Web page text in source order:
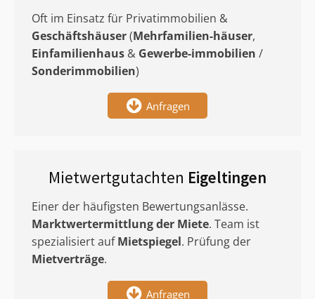
Oft im Einsatz für Privatimmobilien &
Geschäftshäuser(Mehrfamilien-häuser,
Einfamilienhaus & Gewerbe-immobilien /
Sonderimmobilien)
Anfragen
Mietwertgutachten Eigeltingen
Einer der häufigsten Bewertungsanlässe.
Marktwertermittlungder Miete. Team ist
spezialisiert aufMietspiegel. Prüfung der
Mietverträge.
Anfragen